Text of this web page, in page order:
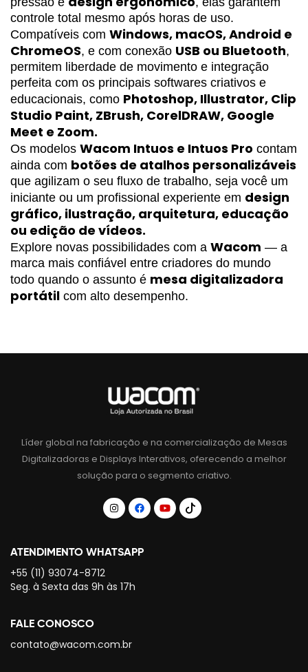
controle total mesmo após horas de uso.
Compatíveis com Windows, macOS, Android e
ChromeOS, e com conexão USB ou Bluetooth,
permitem liberdade de movimento e integração
perfeita com os principais softwares criativos e
educacionais, como Photoshop, Illustrator, Clip
Studio Paint, ZBrush, CorelDRAW, Google
Meet e Zoom.
Os modelos Wacom Intuos e Intuos Pro contam
ainda com botões de atalhos personalizáveis
que agilizam o seu fluxo de trabalho, seja você um
iniciante ou um profissional experiente em design
gráfico, ilustração, arquitetura, educação
ou edição de vídeos.
Explore novas possibilidades com a Wacom — a
marca mais confiável entre criadores do mundo
todo quando o assunto é mesa digitalizadora
portátil com alto desempenho.
Líder global na fabricação e na comercialização de Mesas
Digitalizadoras e Displays Interativos, oferecendo a melhor
solução para o segmento criativo.
ATENDIMENTO WHATSAPP
+55 (11) 93074-8712
Seg. à Sexta das 9h às 17h
FALE CONOSCO
contato@wacom.com.br